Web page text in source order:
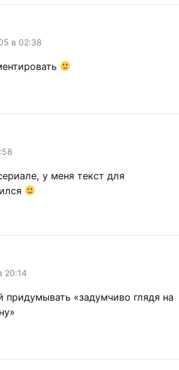
в 02:38
у меня текст для
20:14
придумывать «задумчиво глядя на